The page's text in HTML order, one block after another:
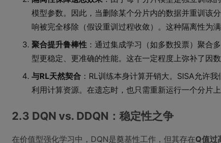
模型参数。因此，当删除某个分片内的数据并重训该
响被完全移除（假设重训过程收敛）。这种隔离性为
聚合提升鲁棒性 ：通过集成学习（如多数投票）聚合
型更稳定、更准确的性能。这在一定程度上弥补了因
与RL天然契合 ：RL训练本身计算开销大。SISA允许
利用计算资源。在遗忘时，也只需重新运行一个分片
2.3 DQN vs. DDQN：稳定性之争
在价值型强化学习中，DQN是奠基性工作，但其存在Q值